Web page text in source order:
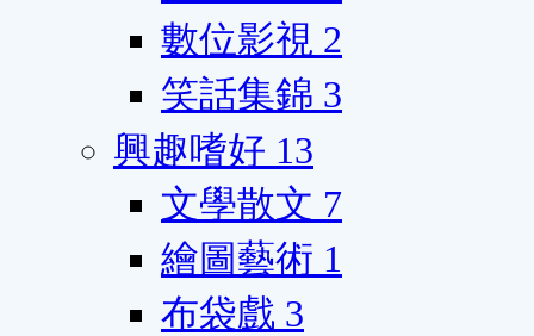
數位影視 2
笑話集錦 3
興趣嗜好 13
文學散文 7
繪圖藝術 1
布袋戲 3